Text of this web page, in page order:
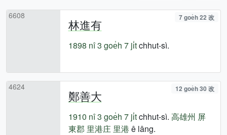
6608
林進有 7 goe̍h 22 改
1898 nî3 goe̍h 7 ji̍tchhut-sì.
4624
鄭善大 12 goe̍h 30 改
1910 nî3 goe̍h 7 ji̍tchhut-sì. 高雄州 屏
東郡 里港庄 里港 ê lâng.